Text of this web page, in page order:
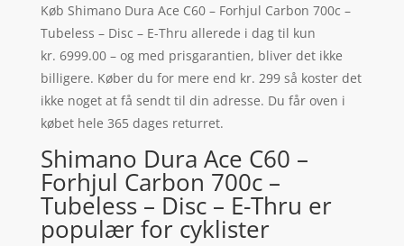
Køb Shimano Dura Ace C60 – Forhjul Carbon 700c –
Tubeless – Disc – E-Thru allerede i dag til kun
kr. 6999.00 – og med prisgarantien, bliver det ikke
billigere. Køber du for mere end kr. 299 så koster det
ikke noget at få sendt til din adresse. Du får oven i
købet hele 365 dages returret.
Shimano Dura Ace C60 –
Forhjul Carbon 700c –
Tubeless – Disc – E-Thru er
populær for cyklister